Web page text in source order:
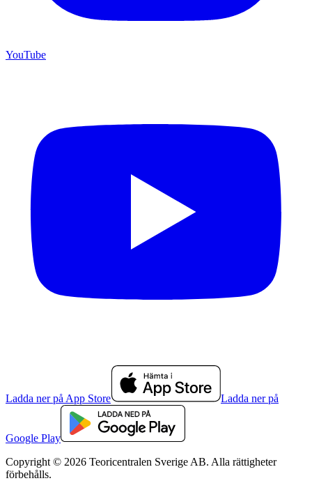
YouTube
Ladda ner på App Store Ladda ner på
Google Play
Copyright © 2026 Teoricentralen Sverige AB. Alla rättigheter
förbehålls.